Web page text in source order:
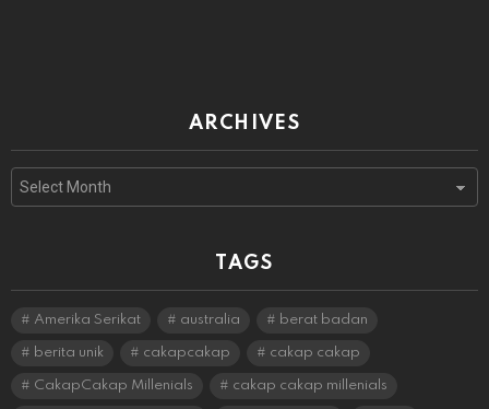
ARCHIVES
TAGS
Amerika Serikat australia berat badan
berita unik cakapcakap cakap cakap
CakapCakap Millenials cakap cakap millenials